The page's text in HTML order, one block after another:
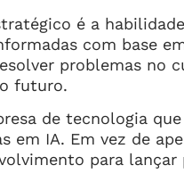
é a
com base
problemas no
futuro.
de tecnologia
em IA. Em vez de
para